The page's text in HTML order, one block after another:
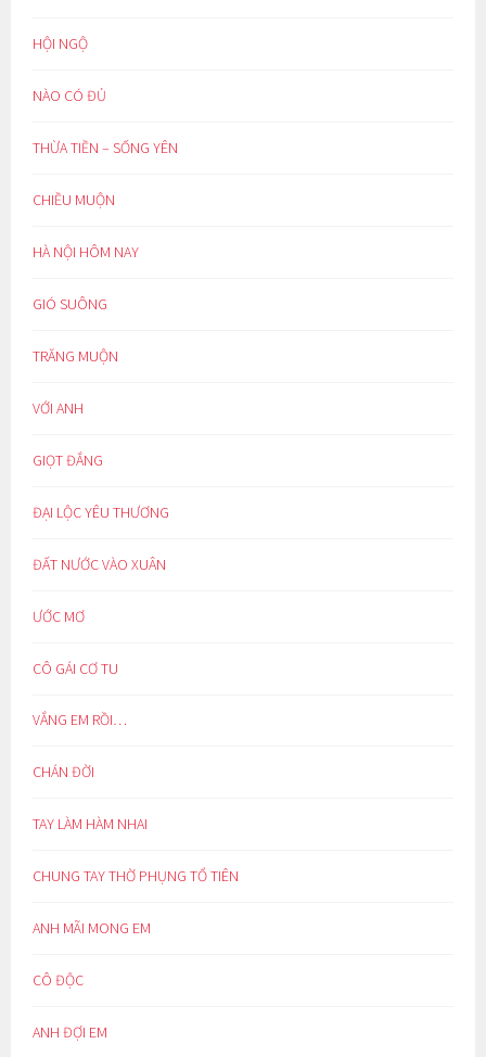
HỘI NGỘ
NÀO CÓ ĐỦ
THỪA TIỀN – SỐNG YÊN
CHIỀU MUỘN
HÀ NỘI HÔM NAY
GIÓ SUÔNG
TRĂNG MUỘN
VỚI ANH
GIỌT ĐẮNG
ĐẠI LỘC YÊU THƯƠNG
ĐẤT NƯỚC VÀO XUÂN
ƯỚC MƠ
CÔ GÁI CƠ TU
VẮNG EM RỒI…
CHÁN ĐỜI
TAY LÀM HÀM NHAI
CHUNG TAY THỜ PHỤNG TỔ TIÊN
ANH MÃI MONG EM
CÔ ĐỘC
ANH ĐỢI EM